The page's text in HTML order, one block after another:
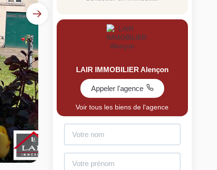
votre bien en ligne.
et gratuit, recevez votre estimation en
clics.
mon bien maintenant
LAIR IMMOBILIER Alençon
Appeler l'agence
Voir tous les biens de l'agence